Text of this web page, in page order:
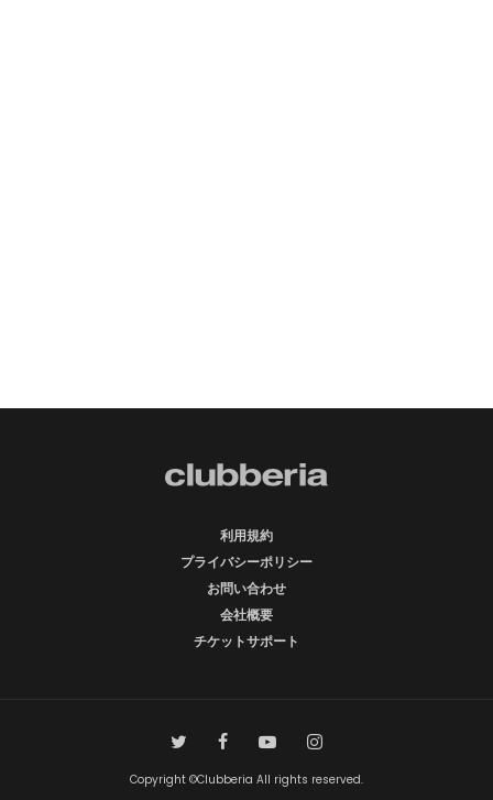
利用規約
プライバシーポリシー
お問い合わせ
会社概要
チケットサポート
Copyright ©Clubberia All rights reserved.